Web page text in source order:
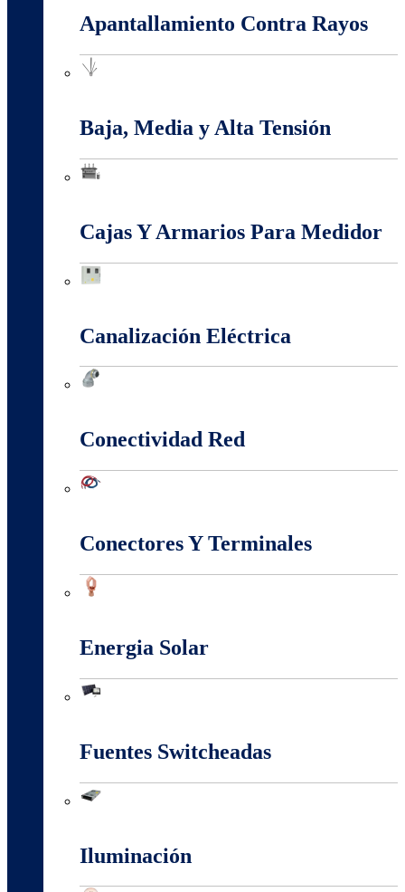
Apantallamiento Contra Rayos
Baja, Media y Alta Tensión
Cajas Y Armarios Para Medidor
Canalización Eléctrica
Conectividad Red
Conectores Y Terminales
Energia Solar
Fuentes Switcheadas
Iluminación